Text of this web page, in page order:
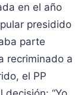
en el año
presidido
parte
recriminado a
el PP